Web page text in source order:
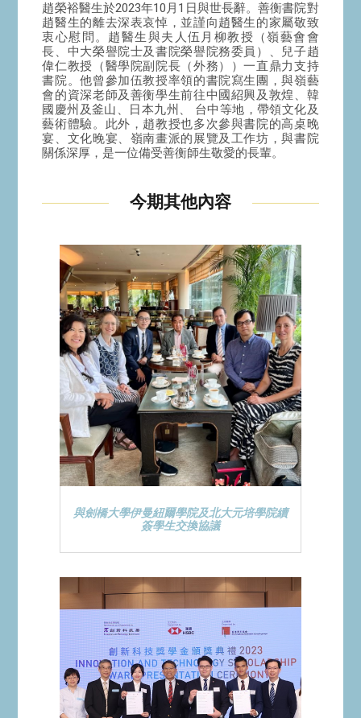
趙榮裕醫生於2023年10月1日與世長辭。善衡書院對
趙醫生的離去深表哀悼，並謹向趙醫生的家屬敬致
衷心慰問。趙醫生與夫人伍月柳教授（嶺藝會會
長、中大榮譽院士及書院榮譽院務委員）、兒子趙
偉仁教授（醫學院副院長（外務））一直鼎力支持
書院。他曾參加伍教授率領的書院寫生團，與嶺藝
會的資深老師及善衡學生前往中國紹興及敦煌、韓
國慶州及釜山、日本九州、 台中等地，帶領文化及
藝術體驗。此外，趙教授也多次參與書院的高桌晚
宴、文化晚宴、嶺南畫派的展覽及工作坊，與書院
關係深厚，是一位備受善衡師生敬愛的長輩。
今期其他內容
與劍橋大學伊曼紐爾學院及北大元培學院續
簽學生交換協議